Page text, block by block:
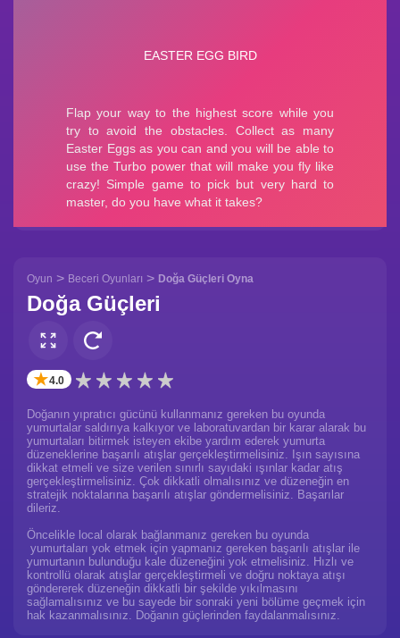
Oyun > Beceri Oyunları > Doğa Güçleri Oyna
Doğa Güçleri
✭4.0
Doğanın yıpratıcı gücünü kullanmanız gereken bu oyunda
yumurtalar saldırıya kalkıyor ve laboratuvardan bir karar alarak bu
yumurtaları bitirmek isteyen ekibe yardım ederek yumurta
düzeneklerine başarılı atışlar gerçekleştirmelisiniz. Işın sayısına
dikkat etmeli ve size verilen sınırlı sayıdaki ışınlar kadar atış
gerçekleştirmelisiniz. Çok dikkatli olmalısınız ve düzeneğin en
stratejik noktalarına başarılı atışlar göndermelisiniz. Başarılar
dileriz.
Öncelikle local olarak bağlanmanız gereken bu oyunda
yumurtaları yok etmek için yapmanız gereken başarılı atışlar ile
yumurtanın bulunduğu kale düzeneğini yok etmelisiniz. Hızlı ve
kontrollü olarak atışlar gerçekleştirmeli ve doğru noktaya atışı
göndererek düzeneğin dikkatli bir şekilde yıkılmasını
sağlamalısınız ve bu sayede bir sonraki yeni bölüme geçmek için
hak kazanmalısınız. Doğanın güçlerinden faydalanmalısınız.